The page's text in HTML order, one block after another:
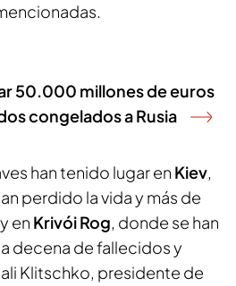
50.000 millones de euros
congelados a Rusia
han tenido lugar en Kiev,
perdido la vida y más de
en Krivói Rog, donde se han
decena de fallecidos y
Klitschko, presidente de